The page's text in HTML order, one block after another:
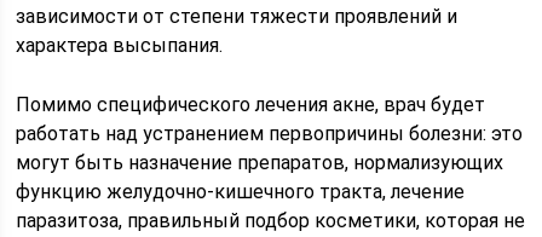
зависимости от степени тяжести проявлений и
характера высыпания.
Помимо специфического лечения акне, врач будет
работать над устранением первопричины болезни: это
могут быть назначение препаратов, нормализующих
функцию желудочно-кишечного тракта, лечение
паразитоза, правильный подбор косметики, которая не